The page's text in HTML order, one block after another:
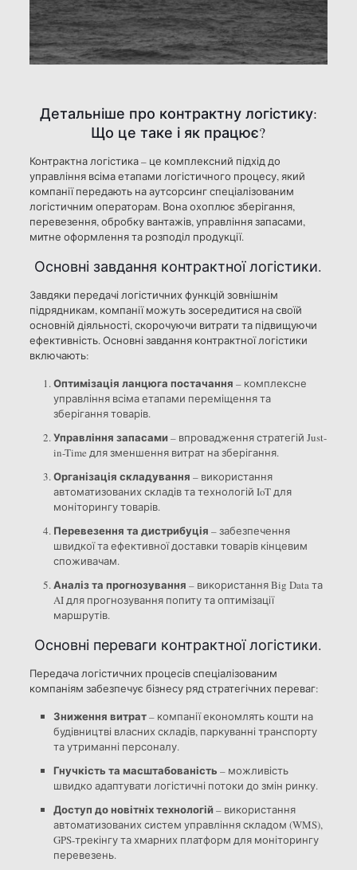
Детальніше про контрактну логістику:
Що це таке і як працює?
Контрактна логістика – це комплексний підхід до
управління всіма етапами логістичного процесу, який
компанії передають на аутсорсинг спеціалізованим
логістичним операторам. Вона охоплює зберігання,
перевезення, обробку вантажів, управління запасами,
митне оформлення та розподіл продукції.
Основні завдання контрактної логістики.
Завдяки передачі логістичних функцій зовнішнім
підрядникам, компанії можуть зосередитися на своїй
основній діяльності, скорочуючи витрати та підвищуючи
ефективність. Основні завдання контрактної логістики
включають:
Оптимізація ланцюга постачання – комплексне
управління всіма етапами переміщення та
зберігання товарів.
Управління запасами– впровадження стратегій Just-
in-Time для зменшення витрат на зберігання.
Організація складування – використання
автоматизованих складів та технологій IoT для
моніторингу товарів.
Перевезення та дистрибуція – забезпечення
швидкої та ефективної доставки товарів кінцевим
споживачам.
Аналіз та прогнозування – використання Big Data та
AI для прогнозування попиту та оптимізації
маршрутів.
Основні переваги контрактної логістики.
Передача логістичних процесів спеціалізованим
компаніям забезпечує бізнесу ряд стратегічних переваг:
Зниження витрат– компанії економлять кошти на
будівництві власних складів, паркуванні транспорту
та утриманні персоналу.
Гнучкість та масштабованість – можливість
швидко адаптувати логістичні потоки до змін ринку.
Доступ до новітніх технологій– використання
автоматизованих систем управління складом (WMS),
GPS-трекінгу та хмарних платформ для моніторингу
перевезень.